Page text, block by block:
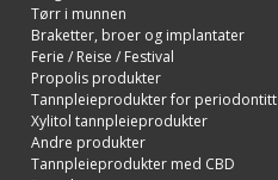
Tørr i munnen
Braketter, broer og implantater
Ferie / Reise / Festival
Propolis produkter
Tannpleieprodukter for periodontitt
Xylitol tannpleieprodukter
Andre produkter
Tannpleieprodukter med CBD